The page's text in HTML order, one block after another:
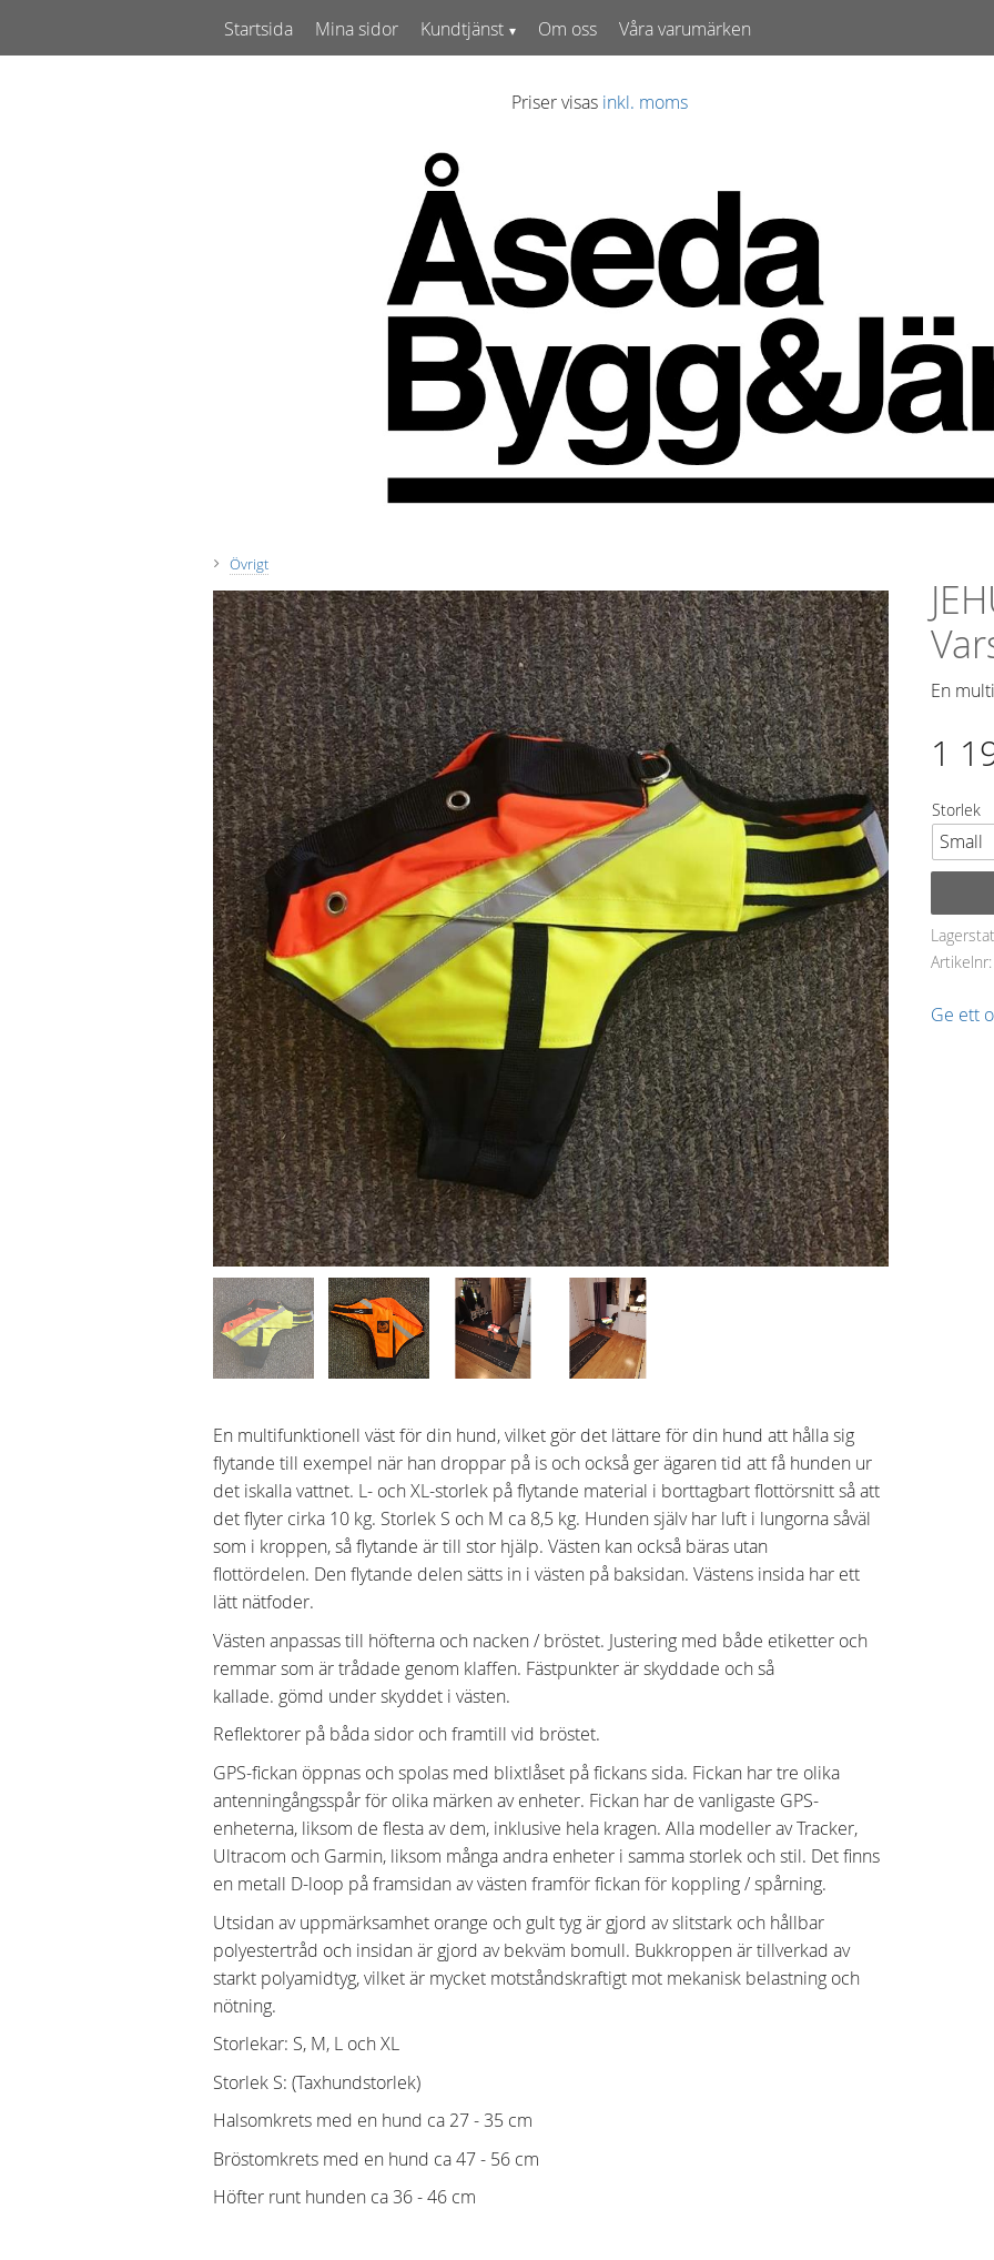
Priser visas inkl. moms
Startsida Mina sidor Kundtjänst Om oss Våra varumärken
Övrigt
En
1
Storlek
Artikelnr
Ge ett
En multifunktionell väst för din hund, vilket gör det lättare för din hund att hålla sig
flytande till exempel när han droppar på is och också ger ägaren tid att få hunden ur
det iskalla vattnet. L- och XL-storlek på flytande material i borttagbart flottörsnitt så att
det flyter cirka 10 kg. Storlek S och M ca 8,5 kg. Hunden själv har luft i lungorna såväl
som i kroppen, så flytande är till stor hjälp. Västen kan också bäras utan
flottördelen. Den flytande delen sätts in i västen på baksidan. Västens insida har ett
lätt nätfoder.
Västen anpassas till höfterna och nacken / bröstet. Justering med både etiketter och
remmar som är trådade genom klaffen. Fästpunkter är skyddade och så
kallade. gömd under skyddet i västen.
Reflektorer på båda sidor och framtill vid bröstet.
GPS-fickan öppnas och spolas med blixtlåset på fickans sida. Fickan har tre olika
antenningångsspår för olika märken av enheter. Fickan har de vanligaste GPS-
enheterna, liksom de flesta av dem, inklusive hela kragen. Alla modeller av Tracker,
Ultracom och Garmin, liksom många andra enheter i samma storlek och stil. Det finns
en metall D-loop på framsidan av västen framför fickan för koppling / spårning.
Utsidan av uppmärksamhet orange och gult tyg är gjord av slitstark och hållbar
polyestertråd och insidan är gjord av bekväm bomull. Bukkroppen är tillverkad av
starkt polyamidtyg, vilket är mycket motståndskraftigt mot mekanisk belastning och
nötning.
Storlekar: S, M, L och XL
Storlek S: (Taxhundstorlek)
Halsomkrets med en hund ca 27 - 35 cm
Bröstomkrets med en hund ca 47 - 56 cm
Höfter runt hunden ca 36 - 46 cm